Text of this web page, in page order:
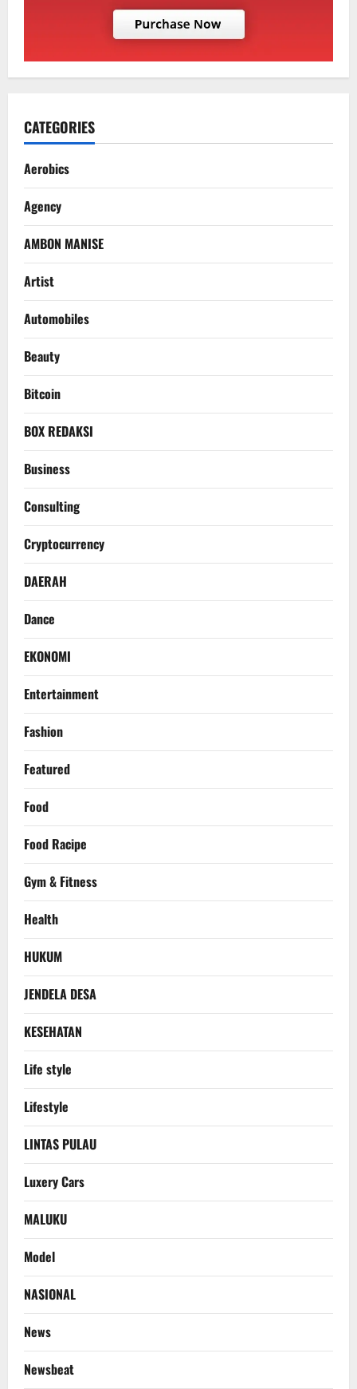
CATEGORIES
Aerobics
Agency
AMBON MANISE
Artist
Automobiles
Beauty
Bitcoin
BOX REDAKSI
Business
Consulting
Cryptocurrency
DAERAH
Dance
EKONOMI
Entertainment
Fashion
Featured
Food
Food Racipe
Gym & Fitness
Health
HUKUM
JENDELA DESA
KESEHATAN
Life style
Lifestyle
LINTAS PULAU
Luxery Cars
MALUKU
Model
NASIONAL
News
Newsbeat